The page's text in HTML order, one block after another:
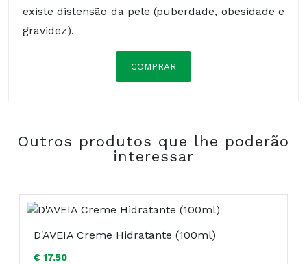
existe distensão da pele (puberdade, obesidade e
gravidez).
COMPRAR
COMPRAR
Outros produtos que lhe poderão
interessar
D'AVEIA Creme Hidratante (100ml)
€ 17.50